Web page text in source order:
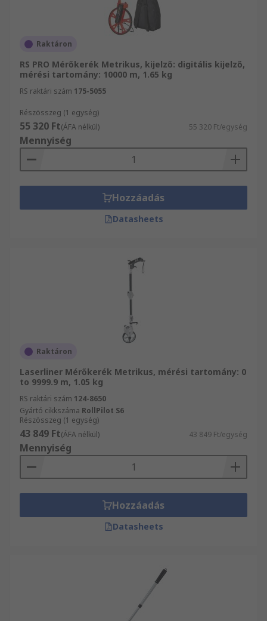
Raktáron
RS PRO Mérőkerék Metrikus, kijelző: digitális kijelző,
mérési tartomány: 10000 m, 1.65 kg
RS raktári szám 175-5055
Részösszeg (1 egység)
55 320 Ft(ÁFA nélkül) 55 320 Ft/egység
Mennyiség
Hozzáadás
Datasheets
Raktáron
Laserliner Mérőkerék Metrikus, mérési tartomány: 0
to 9999.9 m, 1.05 kg
RS raktári szám 124-8650
Gyártó cikkszáma RollPilot S6
Részösszeg (1 egység)
43 849 Ft(ÁFA nélkül) 43 849 Ft/egység
Mennyiség
Hozzáadás
Datasheets